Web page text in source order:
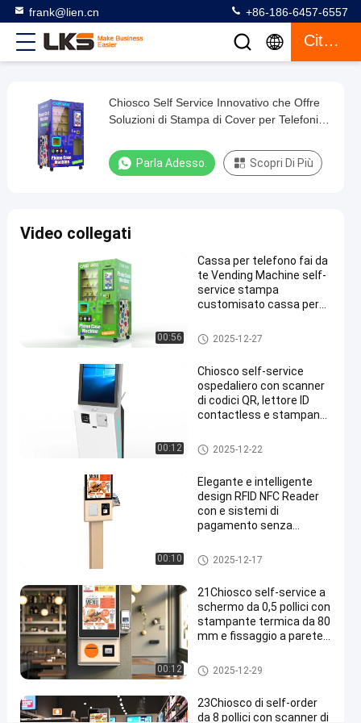
frank@lien.cn +86-186-6457-6557
Citazione
Chiosco
Self
Service
Innovativo
Soluzioni
Telefoni
Completamente
Personalizzate
chiosco
self-
service
2026-
01-13
18
viste
adesso.
Condividi
#
tocco
dello
schermo
Chiosco Self Service Innovativo che Offre
Soluzioni di Stampa di Cover per Telefoni
Settore Retail e Commerciale
Parla Adesso. Scopri Di Più
Video collegati
00:56
Cassa per telefono fai da
te Vending Machine self-
service stampa
customisato cassa per
chiosco self-service
2025-12-27
00:12
Chiosco self-service
ospedaliero con scanner
di codici QR, lettore ID
contactless e stampante
chiosco self-service
2025-12-22
00:10
Elegante e intelligente
design RFID NFC Reader
con e sistemi di
pagamento senza
chiosco self-service
2025-12-17
00:12
21Chiosco self-service a
schermo da 0,5 pollici con
stampante termica da 80
mm e fissaggio a parete
check-in
chiosco self-service
2025-12-29
23Chiosco di self-order
da 8 pollici con scanner di